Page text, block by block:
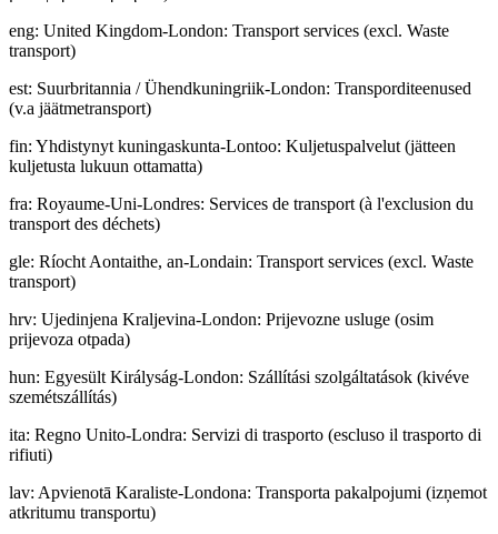
eng: United Kingdom-London: Transport services (excl. Waste
transport)
est: Suurbritannia / Ühendkuningriik-London: Transporditeenused
(v.a jäätmetransport)
fin: Yhdistynyt kuningaskunta-Lontoo: Kuljetuspalvelut (jätteen
kuljetusta lukuun ottamatta)
fra: Royaume-Uni-Londres: Services de transport (à l'exclusion du
transport des déchets)
gle: Ríocht Aontaithe, an-Londain: Transport services (excl. Waste
transport)
hrv: Ujedinjena Kraljevina-London: Prijevozne usluge (osim
prijevoza otpada)
hun: Egyesült Királyság-London: Szállítási szolgáltatások (kivéve
szemétszállítás)
ita: Regno Unito-Londra: Servizi di trasporto (escluso il trasporto di
rifiuti)
lav: Apvienotā Karaliste-Londona: Transporta pakalpojumi (izņemot
atkritumu transportu)